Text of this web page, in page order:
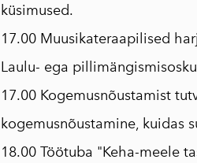
küsimused.
17.00 Muusikateraapilised
Laulu- ega
17.00 Kogemusnõustamist
kogemusnõustamine, kuidas
18.00 Töötuba "Keha-meele